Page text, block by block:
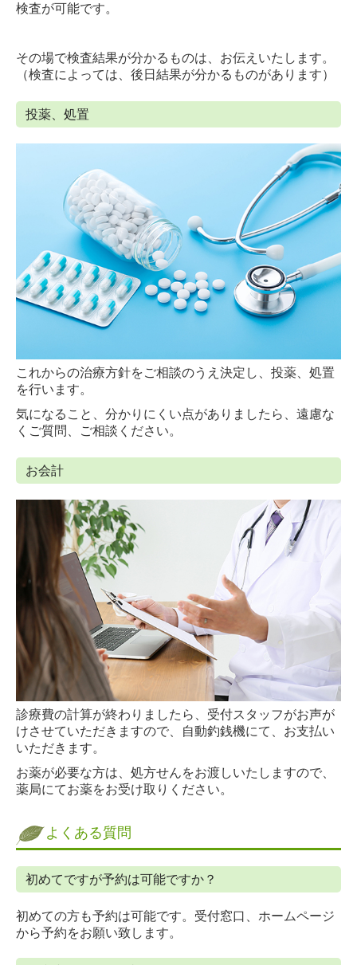
検査が可能です。
その場で検査結果が分かるものは、お伝えいたします。
（検査によっては、後日結果が分かるものがあります）
投薬、処置
これからの治療方針をご相談のうえ決定し、投薬、処置
を行います。
気になること、分かりにくい点がありましたら、遠慮な
くご質問、ご相談ください。
お会計
診療費の計算が終わりましたら、受付スタッフがお声が
けさせていただきますので、自動釣銭機にて、お支払い
いただきます。
お薬が必要な方は、処方せんをお渡しいたしますので、
薬局にてお薬をお受け取りください。
よくある質問
初めてですが予約は可能ですか？
初めての方も予約は可能です。受付窓口、ホームページ
から予約をお願い致します。